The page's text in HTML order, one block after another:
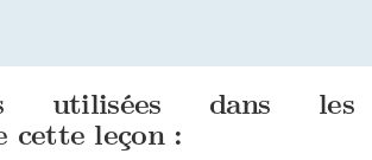
utilisées dans les
cette leçon :